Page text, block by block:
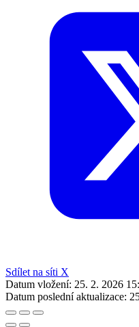
Sdílet na síti X
Datum vložení: 25. 2. 2026
Datum poslední aktualizace: